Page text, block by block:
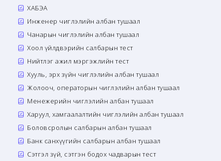
ХАБЭА
Инженер чиглэлийн албан тушаал
Чанарын чиглэлийн албан тушаал
Хоол үйлдвэрийн салбарын тест
Нийтлэг ажил мэргэжлийн тест
Хууль, эрх зүйн чиглэлийн албан тушаал
Жолооч, операторын чиглэлийн албан тушаал
Менежерийн чиглэлийн албан тушаал
Харуул, хамгаалалтийн чиглэлийн албан тушаал
Боловсролын салбарын албан тушаал
Банк санхүүгийн салбарын албан тушаал
Сэтгэл зүй, сэтгэн бодох чадварын тест